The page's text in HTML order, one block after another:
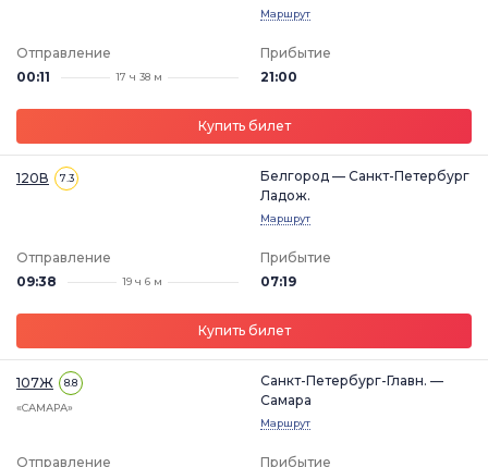
Маршрут
Отправление
00:11
17 ч 38 м
Прибытие
21:00
Купить билет
120В 7.3
Белгород — Санкт-Петербург
Ладож.
Маршрут
Отправление
09:38
19 ч 6 м
Прибытие
07:19
Купить билет
107Ж 8.8
«САМАРА»
Санкт-Петербург-Главн. —
Самара
Маршрут
Отправление
Прибытие